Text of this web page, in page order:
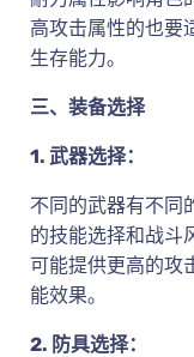
高攻击属性的也要
生存能力。
三、装备选择
1. 武器选择：
不同的武器有不同
的技能选择和战斗
可能提供更高的攻
能效果。
2. 防具选择：